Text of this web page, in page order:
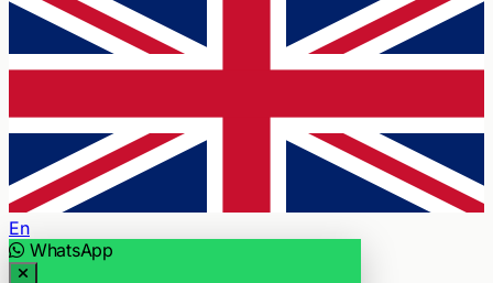
En
WhatsApp